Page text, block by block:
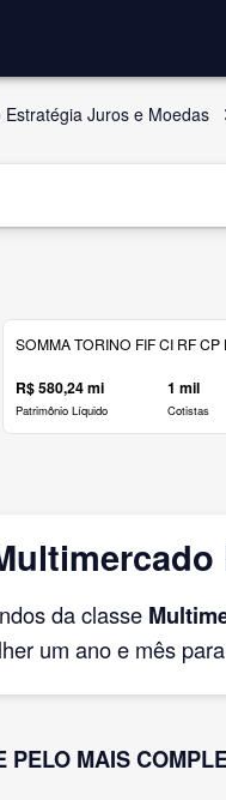
Estratégia Juros e Moedas
SOMMA TORINO FIF CI RF CP
R$ 580,24 mi
Patrimônio Líquido
1 mil
Cotistas
da classe
um ano e mês
MAIS